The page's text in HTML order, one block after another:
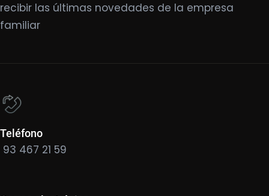
recibir las últimas novedades de la empresa
familiar
Teléfono
93 467 21 59